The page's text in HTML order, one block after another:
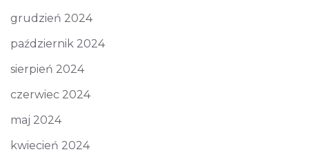
grudzień 2024
październik 2024
sierpień 2024
czerwiec 2024
maj 2024
kwiecień 2024